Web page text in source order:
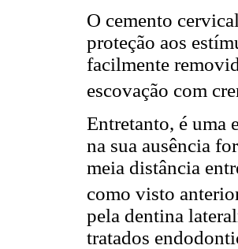
O cemento
proteção aos
facilmente
escovação com
Entretanto, é uma
na sua ausência
meia distância
como visto
pela dentina
tratados